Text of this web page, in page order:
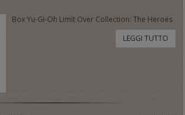
Box Yu-Gi-Oh Limit Over Collection: The Heroes
LEGGI TUTTO